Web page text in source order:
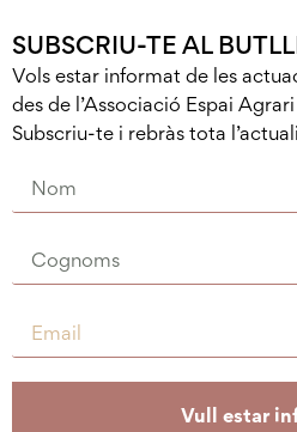
SUBSCRIU-TE AL
Vols estar informat de les
des de l’Associació Espai
Subscriu-te i rebràs tota
Vull estar